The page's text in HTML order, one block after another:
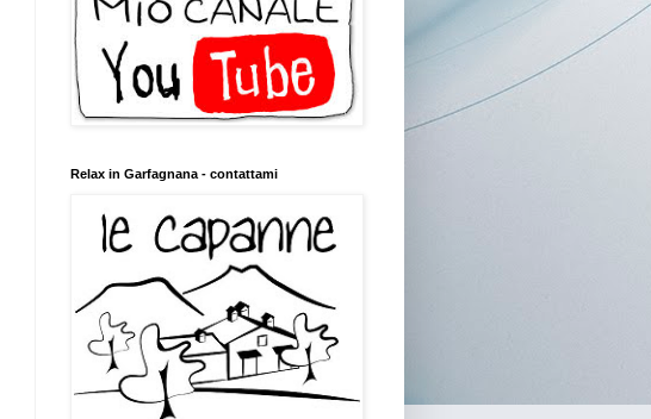
Relax in Garfagnana - contattami